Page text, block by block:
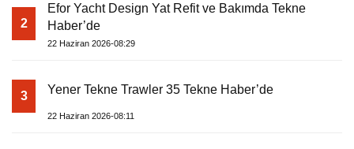
2
Efor Yacht Design Yat Refit ve Bakımda Tekne
Haber’de
22 Haziran 2026-08:29
3 Yener Tekne Trawler 35 Tekne Haber’de
22 Haziran 2026-08:11